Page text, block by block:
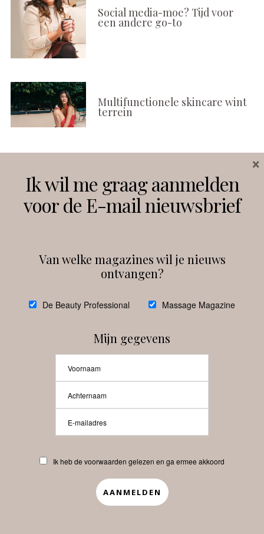
Social media-moe? Tijd voor
een andere go-to
Multifunctionele skincare wint
terrein
Instagram Facebook
debeautyprofessional
Beauty-Pro.nl
Abonneren Contact
APP
Ik wil me graag aanmelden
voor de E-mail nieuwsbrief
Van welke magazines wil je nieuws
ontvangen?
De Beauty Professional Massage Magazine
Mijn gegevens
Ik heb de voorwaarden gelezen en ga ermee akkoord
×